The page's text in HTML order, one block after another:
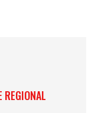
REGIONAL